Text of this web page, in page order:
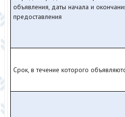
объявления, даты начала и
предоставления
Срок, в течение которого